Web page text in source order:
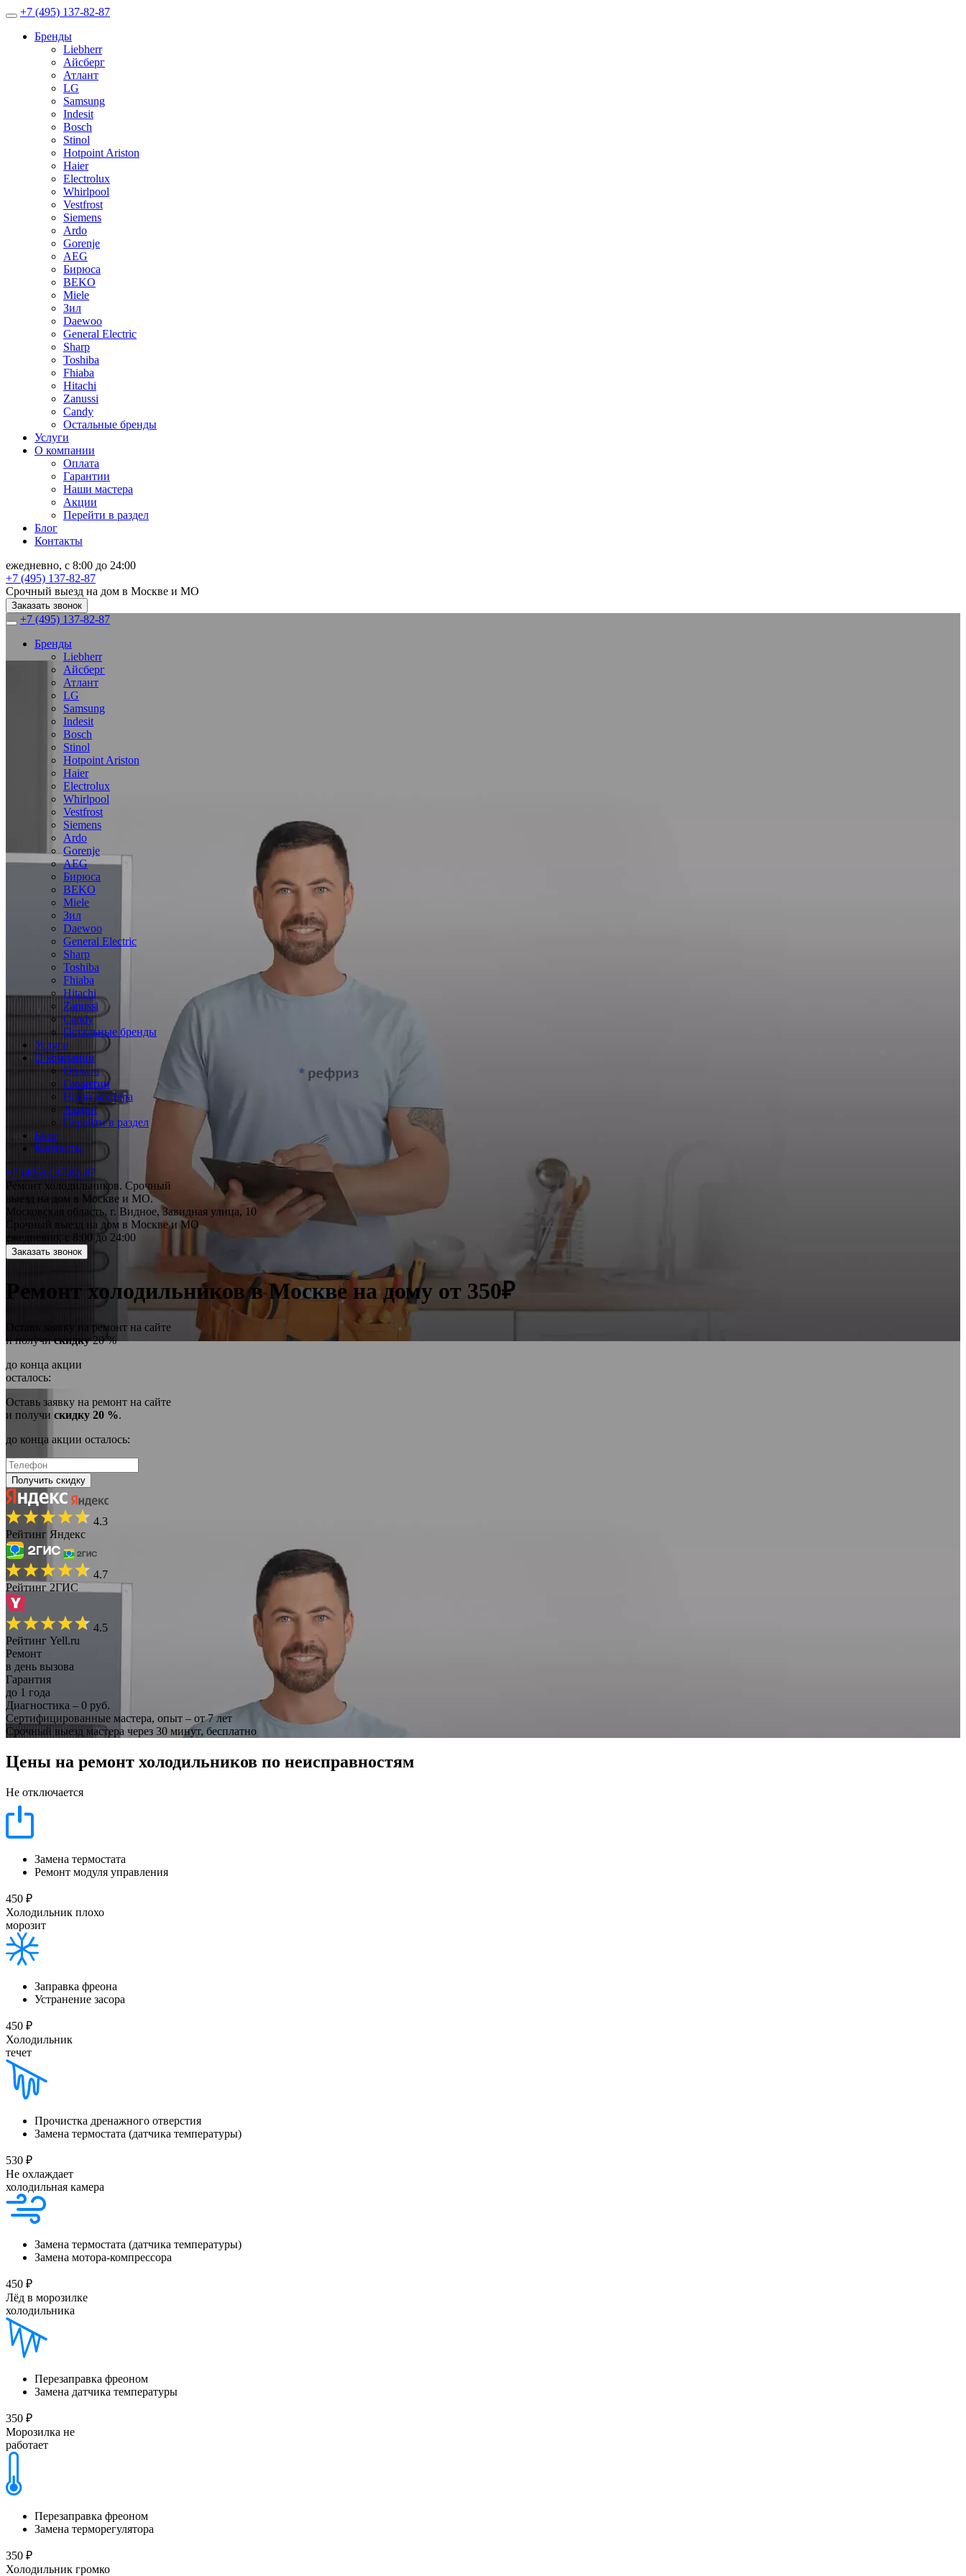
+7 (495) 137-82-87
Бренды
Liebherr
Айсберг
Атлант
LG
Samsung
Indesit
Bosch
Stinol
Hotpoint Ariston
Haier
Electrolux
Whirlpool
Vestfrost
Siemens
Ardo
Gorenje
AEG
Бирюса
BEKO
Miele
Зил
Daewoo
General Electric
Sharp
Toshiba
Fhiaba
Hitachi
Zanussi
Candy
Остальные бренды
Услуги
О компании
Оплата
Гарантии
Наши мастера
Акции
Перейти в раздел
Блог
Контакты
ежедневно, с 8:00 до 24:00
+7 (495) 137-82-87
Срочный выезд на дом в Москве и МО
Заказать звонок
+7 (495) 137-82-87
Бренды
Liebherr
Айсберг
Атлант
LG
Samsung
Indesit
Bosch
Stinol
Hotpoint Ariston
Haier
Electrolux
Whirlpool
Vestfrost
Siemens
Ardo
Gorenje
AEG
Бирюса
BEKO
Miele
Зил
Daewoo
General Electric
Sharp
Toshiba
Fhiaba
Hitachi
Zanussi
Candy
Остальные бренды
Услуги
О компании
Оплата
Гарантии
Наши мастера
Акции
Перейти в раздел
Блог
Контакты
+7 (495) 137-82-87
Ремонт холодильников. Срочный
выезд на дом в Москве и МО.
Московская область, г. Видное, Завидная улица, 10
Срочный выезд на дом в Москве и МО
ежедневно, с 8:00 до 24:00
Заказать звонок
Ремонт холодильников в Москве на дому от 350₽
Оставь заявку на ремонт на сайте
и получискидку 20 %
до конца акции
осталось:
Оставь заявку на ремонт на сайте
и получи скидку 20 %.
до конца акции осталось:
Получить скидку
4.3
Рейтинг Яндекс
4.7
Рейтинг 2ГИС
4.5
Рейтинг Yell.ru
Ремонт
в день вызова
Гарантия
до 1 года
Диагностика – 0 руб.
Сертифицированные мастера, опыт – от 7 лет
Срочный выезд мастера через 30 минут, бесплатно
Цены на ремонт холодильников по неисправностям
Не отключается
Замена термостата
Ремонт модуля управления
450 ₽
Холодильник плохо
морозит
Заправка фреона
Устранение засора
450 ₽
Холодильник
течет
Прочистка дренажного отверстия
Замена термостата (датчика температуры)
530 ₽
Не охлаждает
холодильная камера
Замена термостата (датчика температуры)
Замена мотора-компрессора
450 ₽
Лёд в морозилке
холодильника
Перезаправка фреоном
Замена датчика температуры
350 ₽
Морозилка не
работает
Перезаправка фреоном
Замена терморегулятора
350 ₽
Холодильник громко